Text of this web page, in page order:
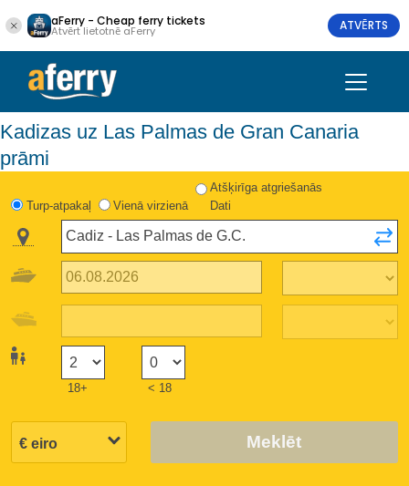
aFerry - Cheap ferry tickets
Atvērt lietotnē aFerry ATVĒRTS
Kadizas uz Las Palmas de Gran Canaria
prāmi
Turp-atpakaļ Vienā virzienā
Atšķirīga atgriešanās
Dati
18+ < 18
Meklēt